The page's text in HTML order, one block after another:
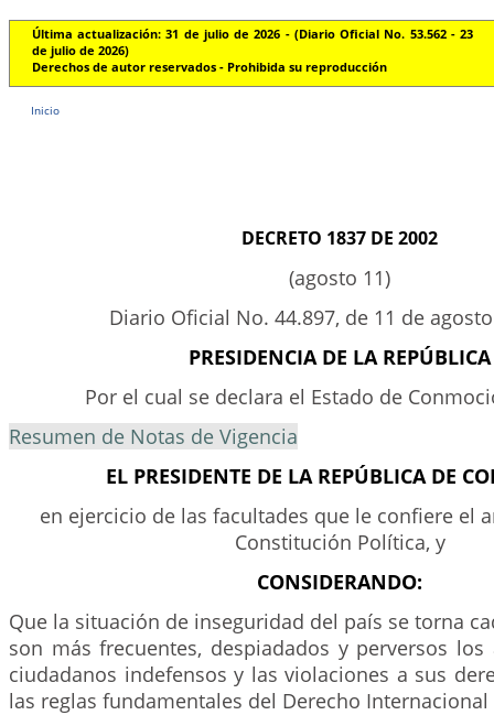
Última actualización: 31 de julio de 2026 - (Diario Oficial No. 53.562 - 23
de julio de 2026)
Derechos de autor reservados - Prohibida su reproducción
Inicio
DECRETO 1837 DE 2002
(agosto 11)
Diario Oficial No. 44.897, de 11 de
PRESIDENCIA DE LA REPÚBLICA
Por el cual se declara el Estado de
Resumen de Notas de Vigencia
EL PRESIDENTE DE LA REPÚBLICA DE
en ejercicio de las facultades que le confiere el
Constitución Política, y
CONSIDERANDO:
Que la situación de inseguridad del país se torna
son más frecuentes, despiadados y perversos
ciudadanos indefensos y las violaciones a sus
las reglas fundamentales del Derecho